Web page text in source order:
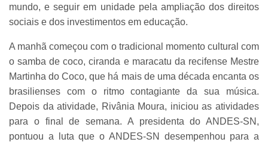
mundo, e seguir em unidade pela ampliação dos direitos
sociais e dos investimentos em educação.
A manhã começou com o tradicional momento cultural com
o samba de coco, ciranda e maracatu da recifense Mestre
Martinha do Coco, que há mais de uma década encanta os
brasilienses com o ritmo contagiante da sua música.
Depois da atividade, Rivânia Moura, iniciou as atividades
para o final de semana. A presidenta do ANDES-SN,
pontuou a luta que o ANDES-SN desempenhou para a